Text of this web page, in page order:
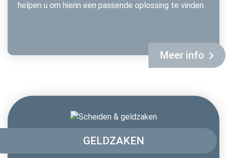
helpen u om hierin een passende oplossing te vinden.
Meer info
GELDZAKEN